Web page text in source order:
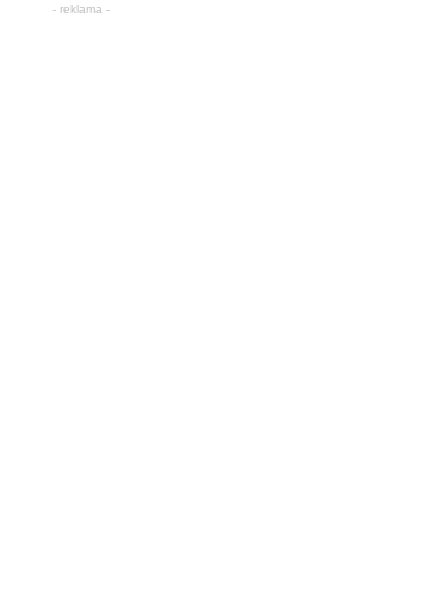
- reklama -